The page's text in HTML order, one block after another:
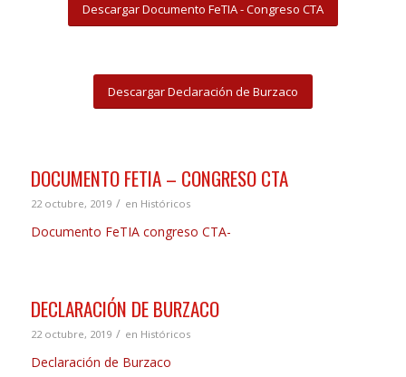
Descargar Documento FeTIA - Congreso CTA
Descargar Declaración de Burzaco
DOCUMENTO FETIA – CONGRESO CTA
22 octubre, 2019 / en Históricos
Documento FeTIA congreso CTA-
DECLARACIÓN DE BURZACO
22 octubre, 2019 / en Históricos
Declaración de Burzaco